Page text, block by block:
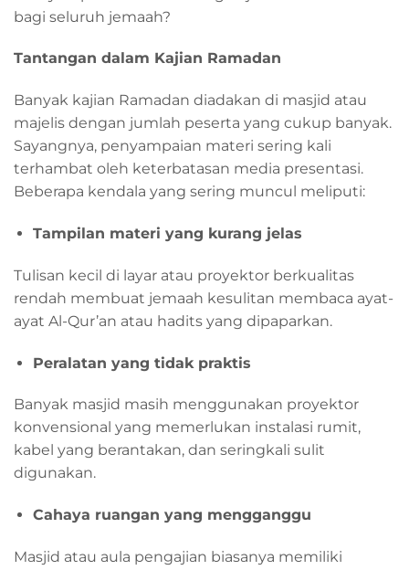
bagi seluruh jemaah?
Tantangan dalam Kajian Ramadan
Banyak kajian Ramadan diadakan di masjid atau
majelis dengan jumlah peserta yang cukup banyak.
Sayangnya, penyampaian materi sering kali
terhambat oleh keterbatasan media presentasi.
Beberapa kendala yang sering muncul meliputi:
Tampilan materi yang kurang jelas
Tulisan kecil di layar atau proyektor berkualitas
rendah membuat jemaah kesulitan membaca ayat-
ayat Al-Qur’an atau hadits yang dipaparkan.
Peralatan yang tidak praktis
Banyak masjid masih menggunakan proyektor
konvensional yang memerlukan instalasi rumit,
kabel yang berantakan, dan seringkali sulit
digunakan.
Cahaya ruangan yang mengganggu
Masjid atau aula pengajian biasanya memiliki